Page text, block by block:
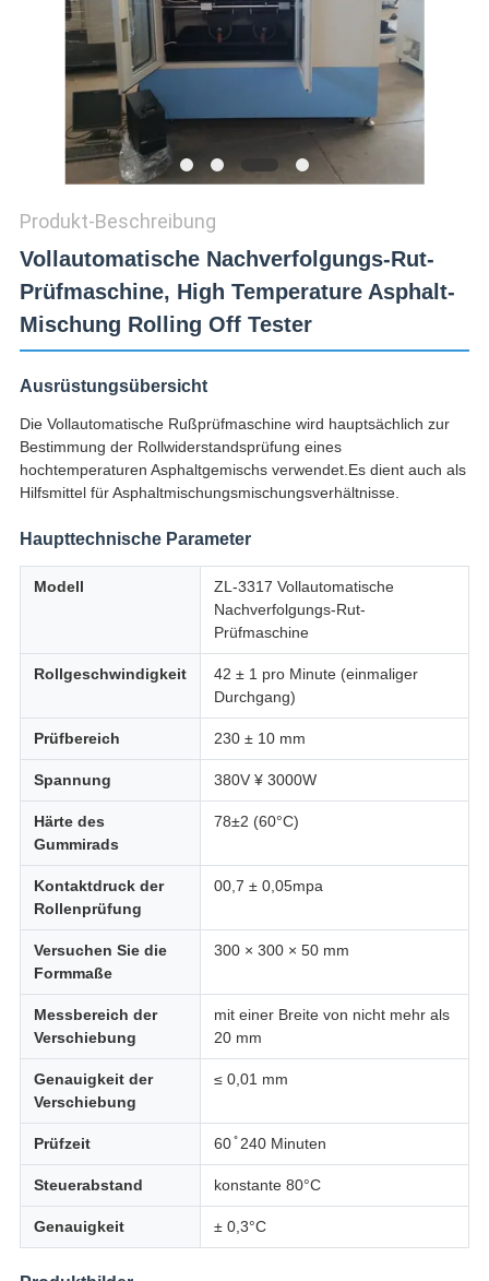
SITEMAP
PRIVACY
POLICY
Produkt-Beschreibung
Vollautomatische Nachverfolgungs-Rut-
Prüfmaschine, High Temperature Asphalt-
Mischung Rolling Off Tester
Ausrüstungsübersicht
Die Vollautomatische Rußprüfmaschine wird hauptsächlich zur
Bestimmung der Rollwiderstandsprüfung eines
hochtemperaturen Asphaltgemischs verwendet.Es dient auch als
Hilfsmittel für Asphaltmischungsmischungsverhältnisse.
Haupttechnische Parameter
Modell
ZL-3317 Vollautomatische
Nachverfolgungs-Rut-
Prüfmaschine
Rollgeschwindigkeit
42 ± 1 pro Minute (einmaliger
Durchgang)
Prüfbereich 230 ± 10 mm
Spannung 380V ¥ 3000W
Härte des
Gummirads
78±2 (60°C)
Kontaktdruck der
Rollenprüfung
00,7 ± 0,05mpa
Versuchen Sie die
Formmaße
300 × 300 × 50 mm
Messbereich der
Verschiebung
mit einer Breite von nicht mehr als
20 mm
Genauigkeit der
Verschiebung
≤ 0,01 mm
Prüfzeit 60 ̊ 240 Minuten
Steuerabstand konstante 80°C
Genauigkeit ± 0,3°C